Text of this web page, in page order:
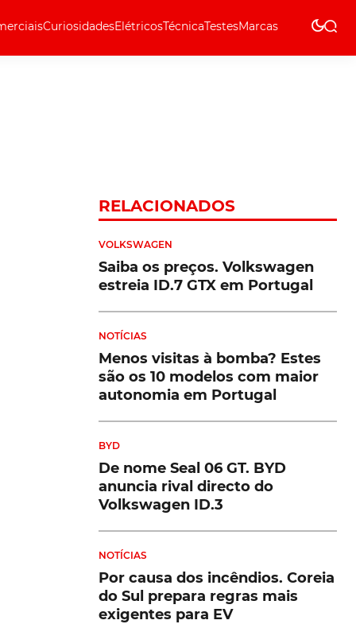
CuriosidadesElétricosTécnicaTestesMarcas
RELACIONADOS
VOLKSWAGEN
Saiba os preços. Volkswagen
estreia ID.7 GTX em Portugal
NOTÍCIAS
Menos visitas à bomba? Estes
são os 10 modelos com maior
autonomia em Portugal
BYD
De nome Seal 06 GT. BYD
anuncia rival directo do
Volkswagen ID.3
NOTÍCIAS
Por causa dos incêndios. Coreia
do Sul prepara regras mais
exigentes para EV